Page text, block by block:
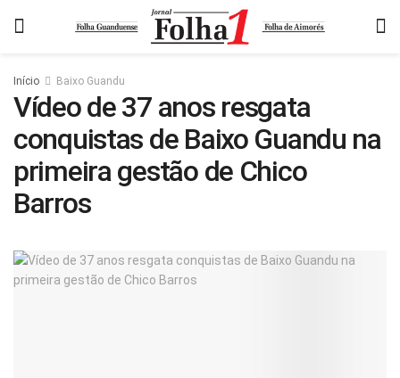
Início Baixo Guandu
Vídeo de 37 anos resgata
conquistas de Baixo Guandu na
primeira gestão de Chico
Barros